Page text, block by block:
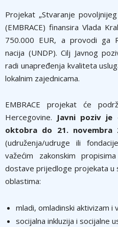
Projekat „Stvaranje
(EMBRACE) finansira Vlada
750.000 EUR, a provodi ga
nacija (UNDP). Cilj Javnog
radi unapređenja kvaliteta
lokalnim zajednicama.
EMBRACE projekat će
Hercegovine. Javni poziv
oktobra do 21. novembra
(udruženja/udruge ili
važećim zakonskim
dostave prijedloge projekata u
oblastima:
mladi, omladinski aktivizam i
socijalna inkluzija i socijalne